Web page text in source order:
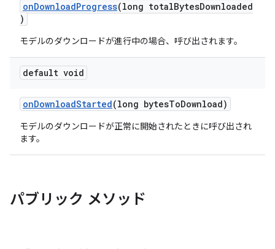
onDownloadProgress(long totalBytesDownloaded
)
モデルのダウンロードが進行中の場合、呼び出されます。
default void
onDownloadStarted(long bytesToDownload)
モデルのダウンロードが正常に開始されたときに呼び出され
ます。
パブリック メソッド